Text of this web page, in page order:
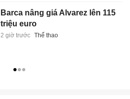
Barca nâng giá Alvarez lên 115
triệu euro
2 giờ trước Thể thao